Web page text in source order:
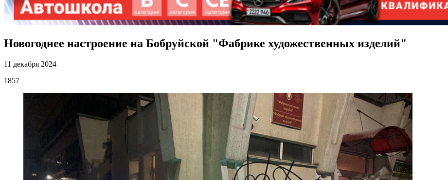
Новогоднее настроение на Бобруйской "Фабрике художественных изделий"
11 декабря 2024
1857